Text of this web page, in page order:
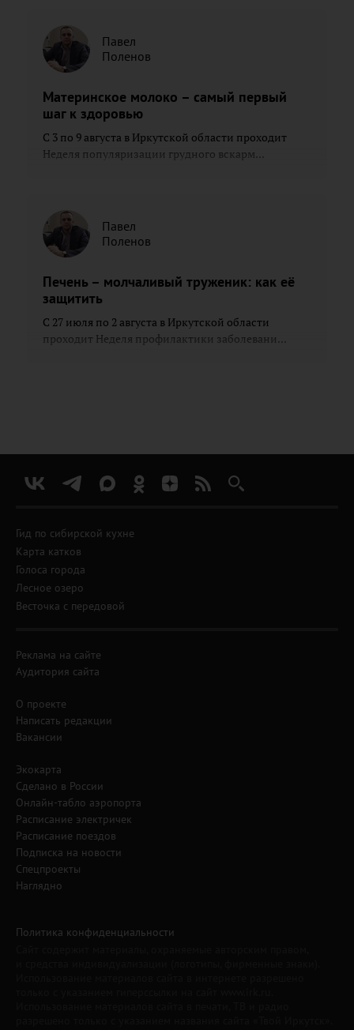
Павел
Поленов
Материнское молоко – самый первый
шаг к здоровью
С 3 по 9 августа в Иркутской области проходит
Неделя популяризации грудного вскарм...
Павел
Поленов
Печень – молчаливый труженик: как её
защитить
С 27 июля по 2 августа в Иркутской области
проходит Неделя профилактики заболевани...
Гид по сибирской кухне
Карта катков
Голоса города
Лесное озеро
Весточка с передовой
Реклама на сайте
Аудитория сайта
О проекте
Написать редакции
Вакансии
Экокарта
Сделано в России
Онлайн-табло аэропорта
Расписание электричек
Расписание поездов
Подписка на новости
Спецпроекты
Наглядно
Политика конфиденциальности